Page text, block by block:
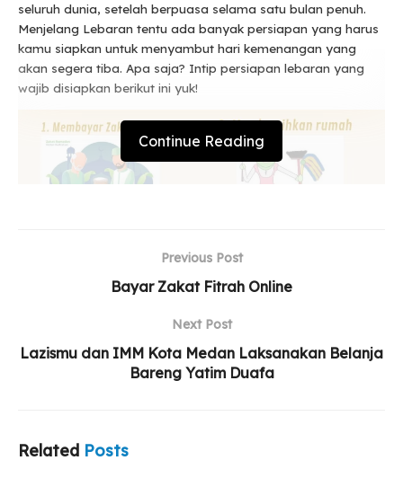
seluruh dunia, setelah berpuasa selama satu bulan penuh.
Menjelang Lebaran tentu ada banyak persiapan yang harus
kamu siapkan untuk menyambut hari kemenangan yang
akan segera tiba. Apa saja? Intip persiapan lebaran yang
wajib disiapkan berikut ini yuk!
Continue Reading
Previous Post
Bayar Zakat Fitrah Online
Next Post
Lazismu dan IMM Kota Medan Laksanakan Belanja
Bareng Yatim Duafa
Related Posts